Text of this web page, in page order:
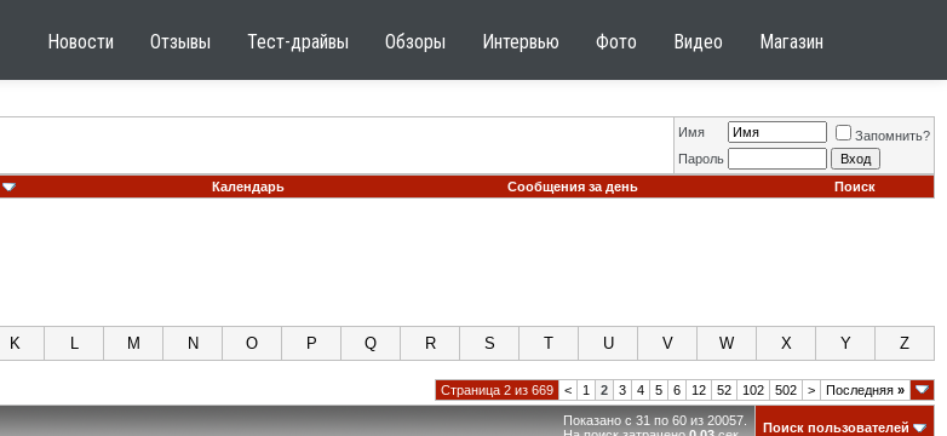
Новости Отзывы Тест-драйвы Обзоры Интервью Фото Видео Магазин
Имя
Запомнить?
Пароль
Календарь Сообщения за день Поиск
K L M N O P Q R S T U V W X Y Z
Страница 2 из 669 < 1 2 3 4 5 6 12 52 102 502 > Последняя »
Показано с 31 по 60 из 20057.
Поиск пользователей